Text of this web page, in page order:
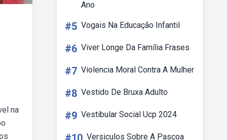
na
Ano
#5 Vogais Na Educação Infantil
#6 Viver Longe Da Família Frases
#7 Violencia Moral Contra A Mulher
#8 Vestido De Bruxa Adulto
#9 Vestibular Social Ucp 2024
Versiculos Sobre A Pascoa